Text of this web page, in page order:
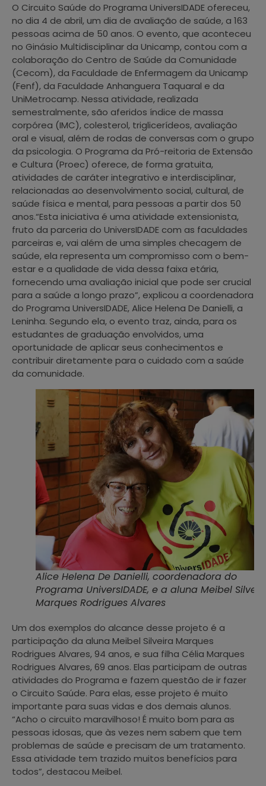
O Circuito Saúde do Programa UniversIDADE ofereceu,
no dia 4 de abril, um dia de avaliação de saúde, a 163
pessoas acima de 50 anos. O evento, que aconteceu
no Ginásio Multidisciplinar da Unicamp, contou com a
colaboração do Centro de Saúde da Comunidade
(Cecom), da Faculdade de Enfermagem da Unicamp
(Fenf), da Faculdade Anhanguera Taquaral e da
UniMetrocamp. Nessa atividade, realizada
semestralmente, são aferidos índice de massa
corpórea (IMC), colesterol, triglicerídeos, avaliação
oral e visual, além de rodas de conversas com o grupo
da psicologia. O Programa da Pró-reitoria de Extensão
e Cultura (Proec) oferece, de forma gratuita,
atividades de caráter integrativo e interdisciplinar,
relacionadas ao desenvolvimento social, cultural, de
saúde física e mental, para pessoas a partir dos 50
anos.“Esta iniciativa é uma atividade extensionista,
fruto da parceria do UniversIDADE com as faculdades
parceiras e, vai além de uma simples checagem de
saúde, ela representa um compromisso com o bem-
estar e a qualidade de vida dessa faixa etária,
fornecendo uma avaliação inicial que pode ser crucial
para a saúde a longo prazo”, explicou a coordenadora
do Programa UniversIDADE, Alice Helena De Danielli, a
Leninha. Segundo ela, o evento traz, ainda, para os
estudantes de graduação envolvidos, uma
oportunidade de aplicar seus conhecimentos e
contribuir diretamente para o cuidado com a saúde
da comunidade.
Alice Helena De Danielli, coordenadora do
Programa UniversIDADE, e a aluna Meibel
Marques Rodrigues Alvares
Um dos exemplos do alcance desse projeto é a
participação da aluna Meibel Silveira Marques
Rodrigues Alvares, 94 anos, e sua filha Célia Marques
Rodrigues Alvares, 69 anos. Elas participam de outras
atividades do Programa e fazem questão de ir fazer
o Circuito Saúde. Para elas, esse projeto é muito
importante para suas vidas e dos demais alunos.
“Acho o circuito maravilhoso! É muito bom para as
pessoas idosas, que às vezes nem sabem que tem
problemas de saúde e precisam de um tratamento.
Essa atividade tem trazido muitos benefícios para
todos”, destacou Meibel.